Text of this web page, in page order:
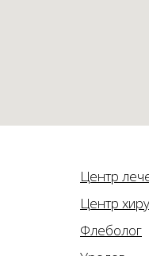
Центр
Центр
Флеболог